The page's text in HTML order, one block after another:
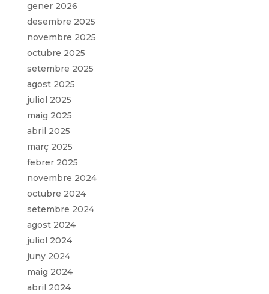
gener 2026
desembre 2025
novembre 2025
octubre 2025
setembre 2025
agost 2025
juliol 2025
maig 2025
abril 2025
març 2025
febrer 2025
novembre 2024
octubre 2024
setembre 2024
agost 2024
juliol 2024
juny 2024
maig 2024
abril 2024